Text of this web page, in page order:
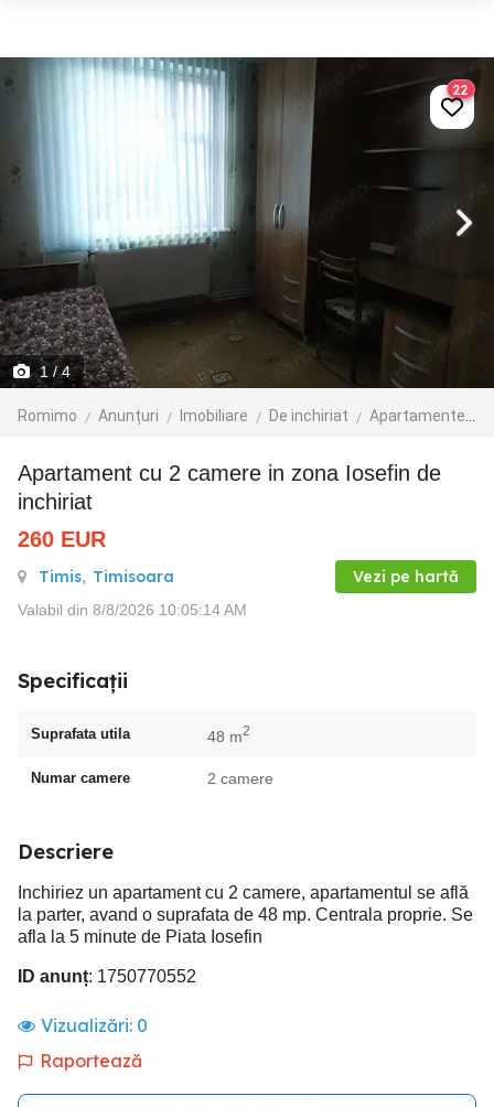
1 / 4
Romimo Anunțuri Imobiliare De inchiriat Apartamente de inchiriat
22
Apartament cu 2 camere in zona Iosefin de
inchiriat
260 EUR
Timis, Timisoara Vezi pe hartă
Valabil din 8/8/2026 10:05:14 AM
Specificații
Suprafata utila 48 m2
Numar camere 2 camere
Descriere
Inchiriez un apartament cu 2 camere, apartamentul se află
la parter, avand o suprafata de 48 mp. Centrala proprie. Se
afla la 5 minute de Piata Iosefin
ID anunț: 1750770552
Vizualizări: 0
Raportează